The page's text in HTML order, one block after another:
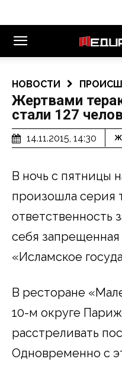
НОВОСТИ
Жертвами
стали 127
14.11.2015, 14:30
В ночь с пятницы
произошла серия
ответственность
себя
«Исламское
В ресторане
10-м округе
расстреливать
Одновременно с